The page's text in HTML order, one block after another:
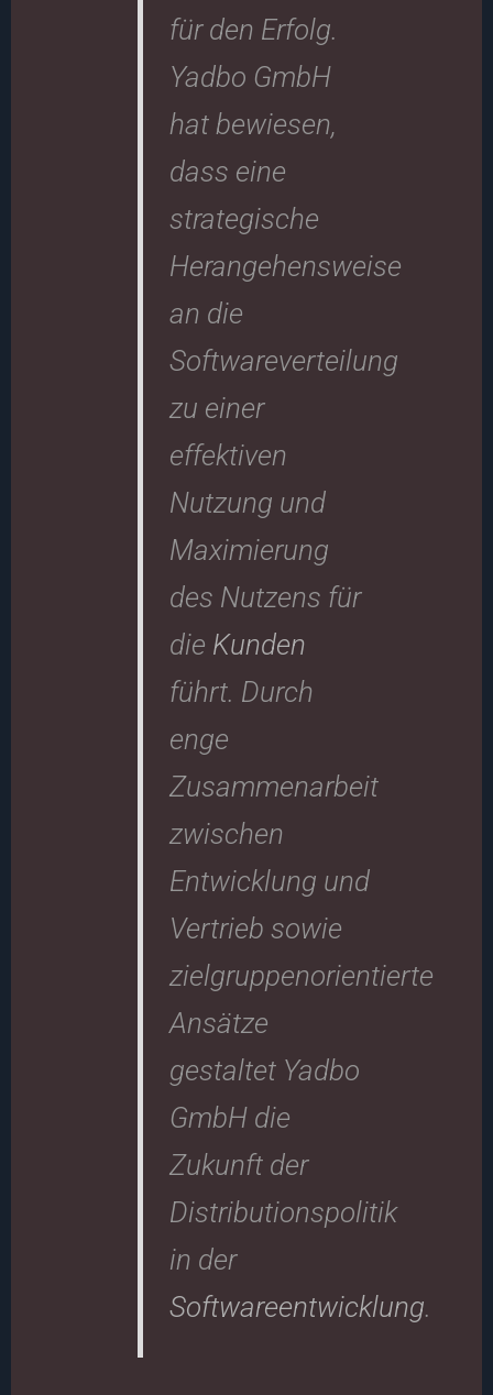
für den Erfolg.
Yadbo GmbH
hat bewiesen,
dass eine
strategische
Herangehensweise
an die
Softwareverteilung
zu einer
effektiven
Nutzung und
Maximierung
des Nutzens für
die Kunden
führt. Durch
enge
Zusammenarbeit
zwischen
Entwicklung und
Vertrieb sowie
zielgruppenorientierte
Ansätze
gestaltet Yadbo
GmbH die
Zukunft der
Distributionspolitik
in der
Softwareentwicklung.